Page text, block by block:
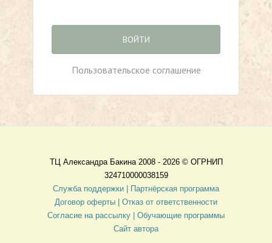
ВОЙТИ
Пользовательское соглашение
ТЦ Александра Бакина 2008 - 2026 © ОГРНИП
324710000038159
Служба поддержки |
Партнёрская программа
Договор оферты
| Отказ от ответственности
Согласие на рассылку | Обучающие программы
Сайт автора